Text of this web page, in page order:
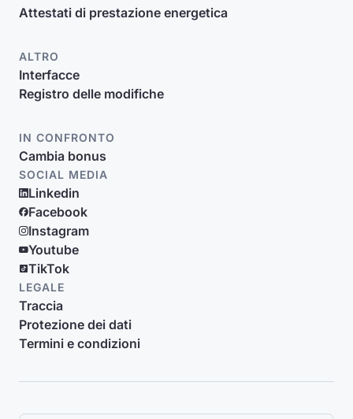
Attestati di prestazione energetica
ALTRO
Interfacce
Registro delle modifiche
IN CONFRONTO
Cambia bonus
SOCIAL MEDIA
Linkedin
Facebook
Instagram
Youtube
TikTok
LEGALE
Traccia
Protezione dei dati
Termini e condizioni